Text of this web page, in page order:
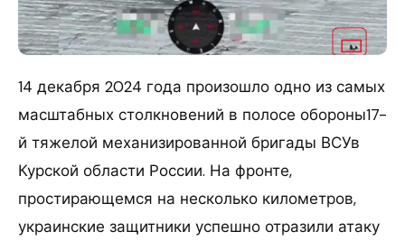
14 декабря 2024 года произошло одно из самых
масштабных столкновений в полосе обороны17-
й тяжелой механизированной бригады ВСУв
Курской области России. На фронте,
простирающемся на несколько километров,
украинские защитники успешно отразили атаку